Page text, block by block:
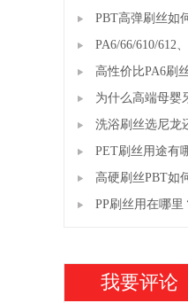
PBT高弹刷丝如
PA6/66/610/612
是"耐磨之王"？
高性价比PA6刷
你知道吗？
为什么高端母婴
洗浴刷丝选尼龙
PET刷丝用途有
高硬刷丝PBT如
PP刷丝用在哪里
我要评论